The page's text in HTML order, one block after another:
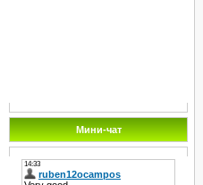
Мини-чат